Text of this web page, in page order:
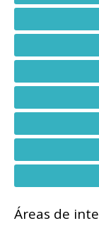
Áreas de